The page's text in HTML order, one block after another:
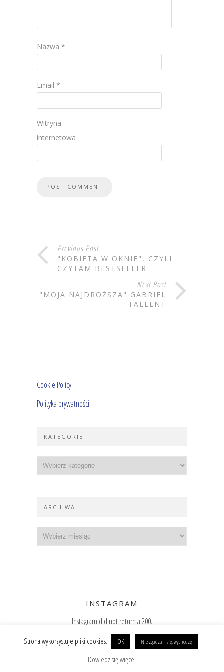
Nazwa *
Email *
Witryna
internetowa
Previous Post
"KOBIETA W OKNIE", CZYLI
CZYTAM BESTSELLER
Next Post
"MOJA NAJDROŻSZA" GABRIEL
TALLENT
Cookie Policy
Polityka prywatności
KATEGORIE
ARCHIWA
INSTAGRAM
Instagram did not return a 200.
Zajrzyj też na Instagram
Copyright @ 2019 Paulina Surniak
Strona wykorzystuje pliki cookies. OK Nie zgadzam się, wychodzę
Dowiedz się więcej